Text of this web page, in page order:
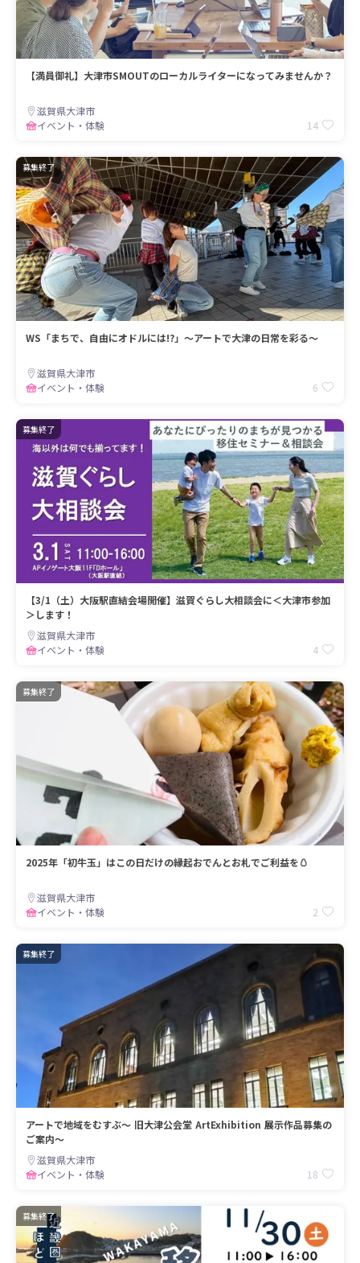
【満員御礼】大津市SMOUTのローカルライターになってみませんか？
滋賀県大津市
イベント・体験
14
募集終了
WS「まちで、自由にオドルには!?」～アートで大津の日常を彩る～
滋賀県大津市
イベント・体験
6
募集終了
【3/1（土）大阪駅直結会場開催】滋賀ぐらし大相談会に＜大津市参加
＞します！
滋賀県大津市
イベント・体験
4
募集終了
2025年「初⽜⽟」はこの⽇だけの縁起おでんとお札でご利益を🥚
滋賀県大津市
イベント・体験
2
募集終了
アートで地域をむすぶ～ 旧大津公会堂 ArtExhibition 展示作品募集の
ご案内～
滋賀県大津市
イベント・体験
18
募集終了